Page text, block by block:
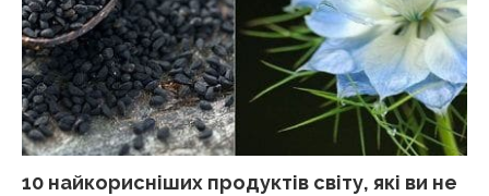
10 найкорисніших продуктів світу, які ви не